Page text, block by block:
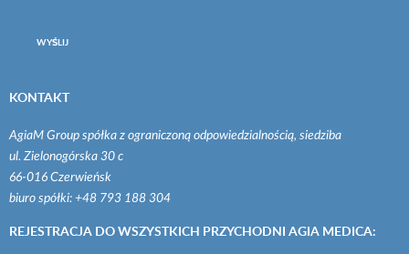
WYŚLIJ
KONTAKT
AgiaM Group spółka z ograniczoną odpowiedzialnością, siedziba
ul. Zielonogórska 30 c
66-016 Czerwieńsk
biuro spółki: +48 793 188 304
REJESTRACJA DO WSZYSTKICH PRZYCHODNI AGIA MEDICA: